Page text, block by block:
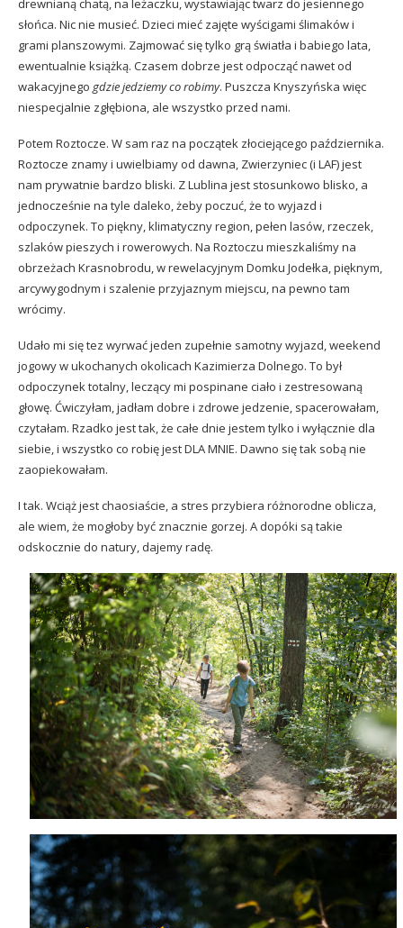
drewnianą chatą, na leżaczku, wystawiając twarz do jesiennego
słońca. Nic nie musieć. Dzieci mieć zajęte wyścigami ślimaków i
grami planszowymi. Zajmować się tylko grą światła i babiego lata,
ewentualnie książką. Czasem dobrze jest odpocząć nawet od
wakacyjnego gdzie jedziemy co robimy. Puszcza Knyszyńska więc
niespecjalnie zgłębiona, ale wszystko przed nami.
Potem Roztocze. W sam raz na początek złociejącego października.
Roztocze znamy i uwielbiamy od dawna, Zwierzyniec (i LAF) jest
nam prywatnie bardzo bliski. Z Lublina jest stosunkowo blisko, a
jednocześnie na tyle daleko, żeby poczuć, że to wyjazd i
odpoczynek. To piękny, klimatyczny region, pełen lasów, rzeczek,
szlaków pieszych i rowerowych. Na Roztoczu mieszkaliśmy na
obrzeżach Krasnobrodu, w rewelacyjnym Domku Jodełka, pięknym,
arcywygodnym i szalenie przyjaznym miejscu, na pewno tam
wrócimy.
Udało mi się tez wyrwać jeden zupełnie samotny wyjazd, weekend
jogowy w ukochanych okolicach Kazimierza Dolnego. To był
odpoczynek totalny, leczący mi pospinane ciało i zestresowaną
głowę. Ćwiczyłam, jadłam dobre i zdrowe jedzenie, spacerowałam,
czytałam. Rzadko jest tak, że całe dnie jestem tylko i wyłącznie dla
siebie, i wszystko co robię jest DLA MNIE. Dawno się tak sobą nie
zaopiekowałam.
I tak. Wciąż jest chaosiaście, a stres przybiera różnorodne oblicza,
ale wiem, że mogłoby być znacznie gorzej. A dopóki są takie
odskocznie do natury, dajemy radę.